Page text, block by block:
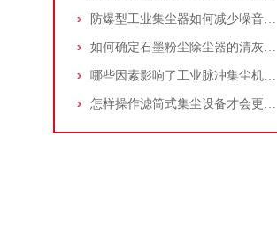
防爆型工业集尘器如何减少噪音?三个方法轻松解决
如何确定石墨粉尘除尘器的清灰速度？
哪些因素影响了工业脉冲集尘机的使用寿命？
怎样操作滤筒式集尘设备才会更安全